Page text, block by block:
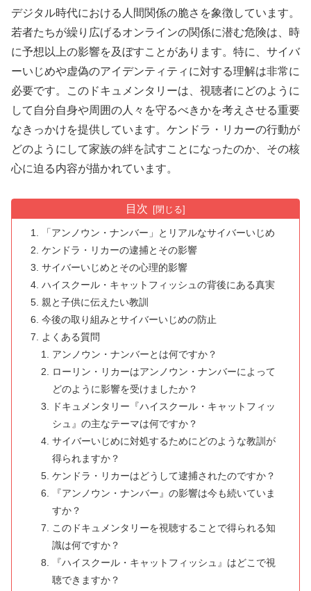
デジタル時代における人間関係の脆さを象徴しています。
若者たちが繰り広げるオンラインの関係に潜む危険は、時
に予想以上の影響を及ぼすことがあります。特に、サイバ
ーいじめや虚偽のアイデンティティに対する理解は非常に
必要です。このドキュメンタリーは、視聴者にどのように
して自分自身や周囲の人々を守るべきかを考えさせる重要
なきっかけを提供しています。ケンドラ・リカーの行動が
どのようにして家族の絆を試すことになったのか、その核
心に迫る内容が描かれています。
目次
「アンノウン・ナンバー」とリアルなサイバーいじめ
ケンドラ・リカーの逮捕とその影響
サイバーいじめとその心理的影響
ハイスクール・キャットフィッシュの背後にある真実
親と子供に伝えたい教訓
今後の取り組みとサイバーいじめの防止
よくある質問
アンノウン・ナンバーとは何ですか？
ローリン・リカーはアンノウン・ナンバーによって
どのように影響を受けましたか？
ドキュメンタリー『ハイスクール・キャットフィッ
シュ』の主なテーマは何ですか？
サイバーいじめに対処するためにどのような教訓が
得られますか？
ケンドラ・リカーはどうして逮捕されたのですか？
『アンノウン・ナンバー』の影響は今も続いていま
すか？
このドキュメンタリーを視聴することで得られる知
識は何ですか？
『ハイスクール・キャットフィッシュ』はどこで視
聴できますか？